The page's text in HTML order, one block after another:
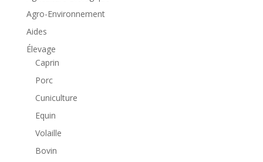
Agro-Environnement
Aides
Élevage
Caprin
Porc
Cuniculture
Equin
Volaille
Bovin